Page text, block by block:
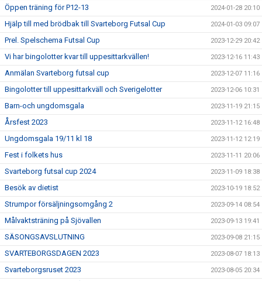
Öppen träning för P12-13 2024-01-28 20:10
Hjälp till med brödbak till Svarteborg Futsal Cup 2024-01-03 09:07
Prel. Spelschema Futsal Cup 2023-12-29 20:42
Vi har bingolotter kvar till uppesittarkvällen! 2023-12-16 11:43
Anmälan Svarteborg futsal cup 2023-12-07 11:16
Bingolotter till uppesittarkväll och Sverigelotter 2023-12-06 10:31
Barn-och ungdomsgala 2023-11-19 21:15
Årsfest 2023 2023-11-12 16:48
Ungdomsgala 19/11 kl 18 2023-11-12 12:19
Fest i folkets hus 2023-11-11 20:06
Svarteborg futsal cup 2024 2023-11-09 18:38
Besök av dietist 2023-10-19 18:52
Strumpor försäljningsomgång 2 2023-09-14 08:54
Målvaktsträning på Sjövallen 2023-09-13 19:41
SÄSONGSAVSLUTNING 2023-09-08 21:15
SVARTEBORGSDAGEN 2023 2023-08-07 18:13
Svarteborgsruset 2023 2023-08-05 20:34